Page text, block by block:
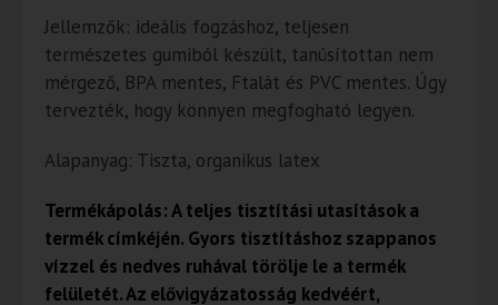
Jellemzők: ideális fogzáshoz, teljesen
természetes gumiból készült, tanúsítottan nem
mérgező, BPA mentes, Ftalát és PVC mentes. Úgy
tervezték, hogy könnyen megfogható legyen.
Alapanyag: Tiszta, organikus latex
Termékápolás: A teljes tisztítási utasítások a
termék címkéjén. Gyors tisztításhoz szappanos
vízzel és nedves ruhával törölje le a termék
felületét. Az elővigyázatosság kedvéért,